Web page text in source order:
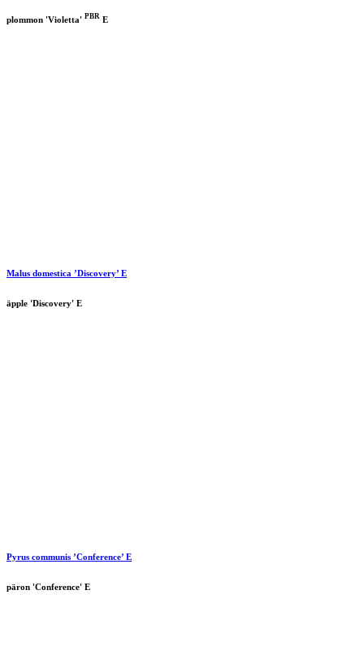
plommon 'Violetta' PBR E
Malus domestica ’Discovery’ E
äpple 'Discovery' E
Pyrus communis ’Conference’ E
päron 'Conference' E